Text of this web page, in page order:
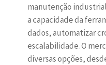
manutenção
a capacidade da
dados, automatizar
escalabilidade. O
diversas opções,